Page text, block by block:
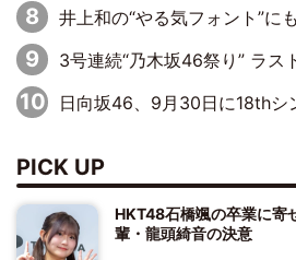
井上和の“やる気フォント”にも注目 乃木坂46が
3号連続“乃木坂46祭り” ラストを飾るのは賀喜遥香…5年ぶりの登場
日向坂46、9月30日に18thシングル『イチャイチャ虫』の発売決定！ フォ
PICK UP
HKT48石橋颯の卒業に
輩・龍頭綺音の決意